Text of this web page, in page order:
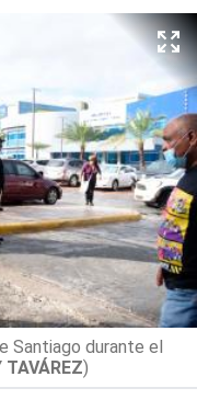
Santiago durante el
TAVÁREZ)